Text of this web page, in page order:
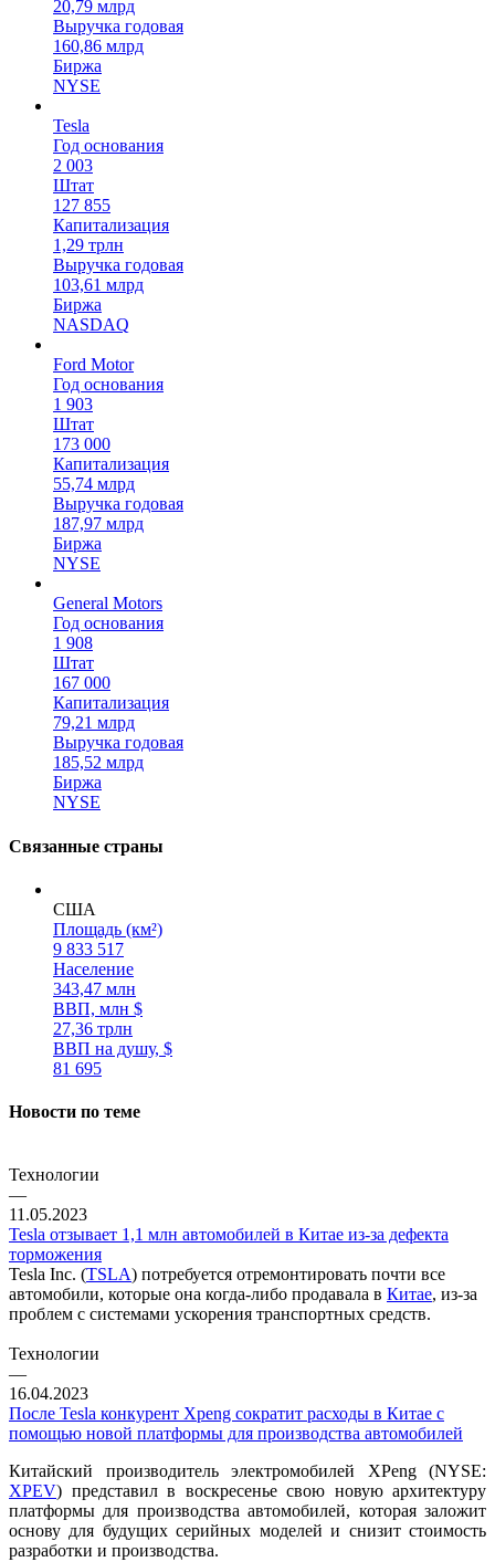
20,79 млрд
Выручка годовая
160,86 млрд
Биржа
NYSE
Tesla
Год основания
2 003
Штат
127 855
Капитализация
1,29 трлн
Выручка годовая
103,61 млрд
Биржа
NASDAQ
Ford Motor
Год основания
1 903
Штат
173 000
Капитализация
55,74 млрд
Выручка годовая
187,97 млрд
Биржа
NYSE
General Motors
Год основания
1 908
Штат
167 000
Капитализация
79,21 млрд
Выручка годовая
185,52 млрд
Биржа
NYSE
Связанные страны
США
Площадь (км²)
9 833 517
Население
343,47 млн
ВВП, млн $
27,36 трлн
ВВП на душу, $
81 695
Новости по теме
Технологии
—
11.05.2023
Tesla отзывает 1,1 млн автомобилей в Китае из-за дефекта
торможения
Tesla Inc. (TSLA) потребуется отремонтировать почти все
автомобили, которые она когда-либо продавала в Китае, из-за
проблем с системами ускорения транспортных средств.
Технологии
—
16.04.2023
После Tesla конкурент Xpeng сократит расходы в Китае с
помощью новой платформы для производства автомобилей
Китайский производитель электромобилей XPeng (NYSE:
XPEV) представил в воскресенье свою новую архитектуру
платформы для производства автомобилей, которая заложит
основу для будущих серийных моделей и снизит стоимость
разработки и производства.